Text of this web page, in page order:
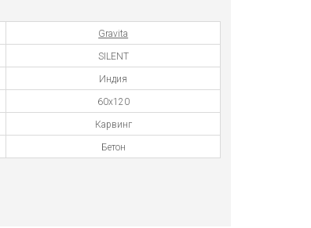
Gravita
SILENT
Индия
60x120
Карвинг
Бетон